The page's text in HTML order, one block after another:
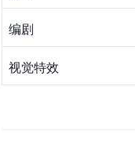
编剧
视觉特效